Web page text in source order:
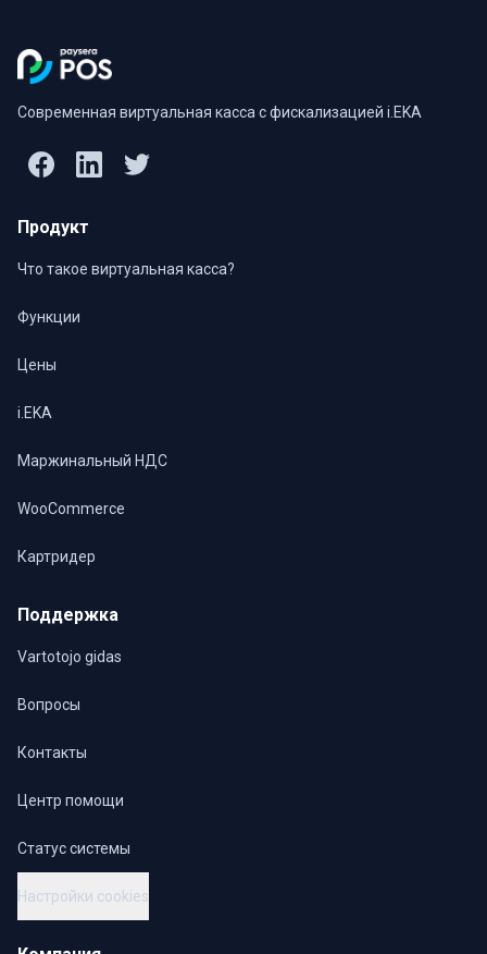
Современная виртуальная касса с фискализацией i.EKA
Продукт
Что такое виртуальная касса?
Функции
Цены
i.EKA
Маржинальный НДС
WooCommerce
Картридер
Поддержка
Vartotojo gidas
Вопросы
Контакты
Центр помощи
Статус системы
Настройки cookies